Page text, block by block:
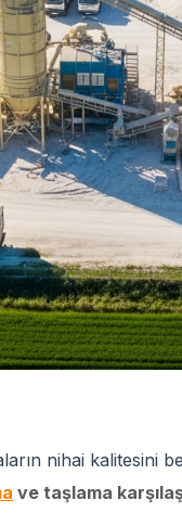
nihai kalitesini
ve taşlama